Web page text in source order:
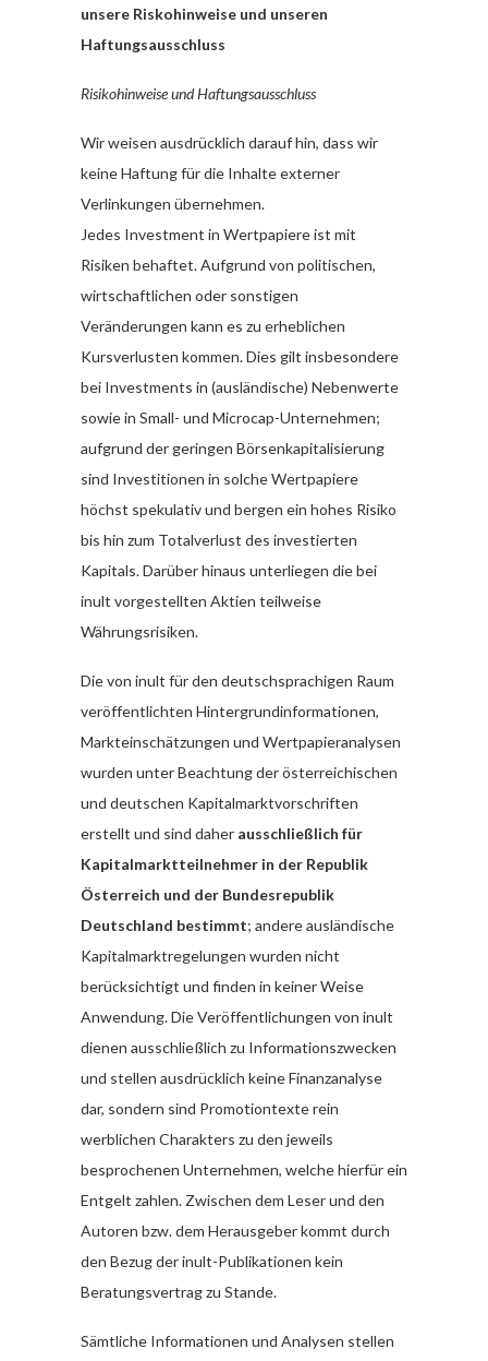
unsere Riskohinweise und unseren
Haftungsausschluss
Risikohinweise und Haftungsausschluss
Wir weisen ausdrücklich darauf hin, dass wir
keine Haftung für die Inhalte externer
Verlinkungen übernehmen.
Jedes Investment in Wertpapiere ist mit
Risiken behaftet. Aufgrund von politischen,
wirtschaftlichen oder sonstigen
Veränderungen kann es zu erheblichen
Kursverlusten kommen. Dies gilt insbesondere
bei Investments in (ausländische) Nebenwerte
sowie in Small- und Microcap-Unternehmen;
aufgrund der geringen Börsenkapitalisierung
sind Investitionen in solche Wertpapiere
höchst spekulativ und bergen ein hohes Risiko
bis hin zum Totalverlust des investierten
Kapitals. Darüber hinaus unterliegen die bei
inult vorgestellten Aktien teilweise
Währungsrisiken.
Die von inult für den deutschsprachigen Raum
veröffentlichten Hintergrundinformationen,
Markteinschätzungen und Wertpapieranalysen
wurden unter Beachtung der österreichischen
und deutschen Kapitalmarktvorschriften
erstellt und sind daher ausschließlich für
Kapitalmarktteilnehmer in der Republik
Österreich und der Bundesrepublik
Deutschland bestimmt; andere ausländische
Kapitalmarktregelungen wurden nicht
berücksichtigt und finden in keiner Weise
Anwendung. Die Veröffentlichungen von inult
dienen ausschließlich zu Informationszwecken
und stellen ausdrücklich keine Finanzanalyse
dar, sondern sind Promotiontexte rein
werblichen Charakters zu den jeweils
besprochenen Unternehmen, welche hierfür ein
Entgelt zahlen. Zwischen dem Leser und den
Autoren bzw. dem Herausgeber kommt durch
den Bezug der inult-Publikationen kein
Beratungsvertrag zu Stande.
Sämtliche Informationen und Analysen stellen